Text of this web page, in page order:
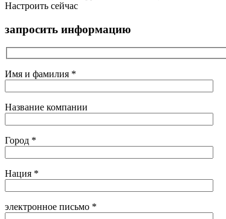
Настроить сейчас
запросить информацию
Имя и фамилия *
Название компании
Город *
Нация *
электронное письмо *